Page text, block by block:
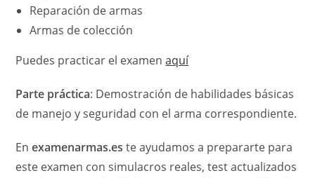
Reparación de armas
Armas de colección
Puedes practicar el examenaquí
Parte práctica: Demostración de habilidades básicas
de manejo y seguridad con el arma correspondiente.
Enexamenarmas.es te ayudamos a prepararte para
este examen con simulacros reales, test actualizados